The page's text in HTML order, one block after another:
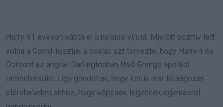
Harry 91 évesen kapta el a halálos vírust. Mielőtt pozitív lett
volna a Covid-tesztje, a család azt tervezte, hogy Harry-t és
Doreent az angliai Darlingtonban lévő Grange ápolási
otthonba küldi. Úgy gondolták, hogy koruk már túlságosan
előrehaladott ahhoz, hogy képesek legyenek egymásról